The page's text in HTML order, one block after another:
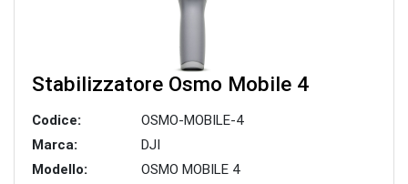
Stabilizzatore Osmo Mobile 4
Codice:
OSMO-MOBILE-4
Marca:
DJI
Modello:
OSMO MOBILE 4